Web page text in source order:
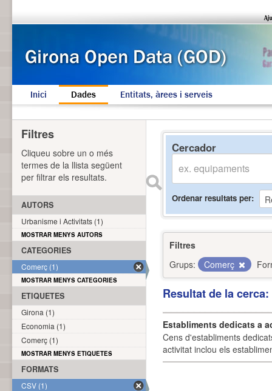
Inici Dades Entitats, àrees i serveis
Cercador
Ordenar resultats per
Filtres
Grups:
Comerç
Resultat de la
Establiments dedicats a
Cens d'establiments
activitat inclou els
Filtres
Cliqueu sobre un o més
termes de la llista següent
per filtrar els resultats.
AUTORS
Urbanisme i Activitats (1)
MOSTRAR MENYS AUTORS
CATEGORIES
Comerç (1)
MOSTRAR MENYS CATEGORIES
ETIQUETES
Girona (1)
Economia (1)
Comerç (1)
MOSTRAR MENYS ETIQUETES
FORMATS
CSV (1)